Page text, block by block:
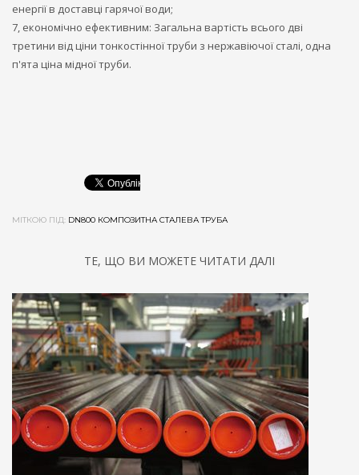
енергії в доставці гарячої води;
7, економічно ефективним: Загальна вартість всього дві
третини від ціни тонкостінної труби з нержавіючої сталі, одна
п'ята ціна мідної труби.
МІТКОЮ ПІД: DN800 КОМПОЗИТНА СТАЛЕВА ТРУБА
ТЕ, ЩО ВИ МОЖЕТЕ ЧИТАТИ ДАЛІ